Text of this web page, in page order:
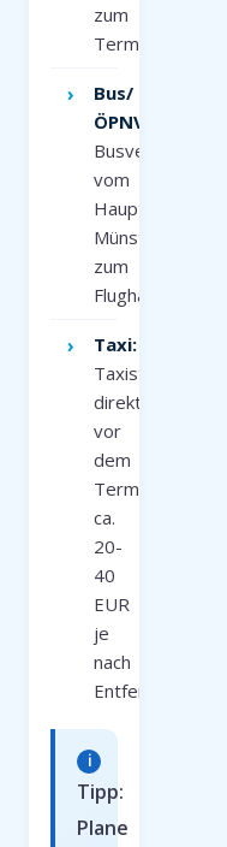
zum
Terminal
Bus/
ÖPNV:
Busverbindungen
vom
Hauptbahnhof
Münster
zum
Flughafen
Taxi:
Taxistand
direkt
vor
dem
Terminal,
ca.
20-
40
EUR
je
nach
Entfernung
Tipp:
Plane